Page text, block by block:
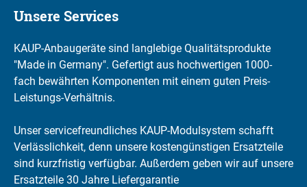
Unsere Services
KAUP-Anbaugeräte sind langlebige Qualitätsprodukte
"Made in Germany". Gefertigt aus hochwertigen 1000-
fach bewährten Komponenten mit einem guten Preis-
Leistungs-Verhältnis.
Unser servicefreundliches KAUP-Modulsystem schafft
Verlässlichkeit, denn unsere kostengünstigen Ersatzteile
sind kurzfristig verfügbar. Außerdem geben wir auf unsere
Ersatzteile 30 Jahre Liefergarantie